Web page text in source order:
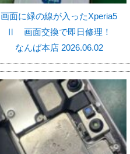
画面に緑の線が入ったXperia5
Ⅱ 画面交換で即日修理！
なんば本店 2026.06.02